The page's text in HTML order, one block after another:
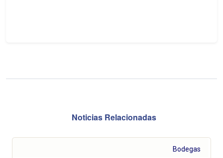
Noticias Relacionadas
Bodegas